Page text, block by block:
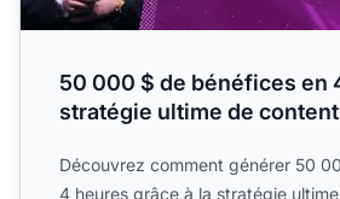
50 000 $ de bénéfices en
stratégie ultime de
Découvrez comment générer 50
4 heures grâce à la stratégie